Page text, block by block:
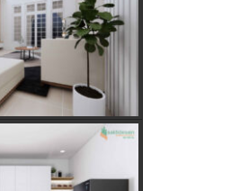
Padi dalam Feng Shui
Apa Makna Sebenarnya?
dalam Sistem Kelistrikan
Jika Memiliki Tanaman Hias